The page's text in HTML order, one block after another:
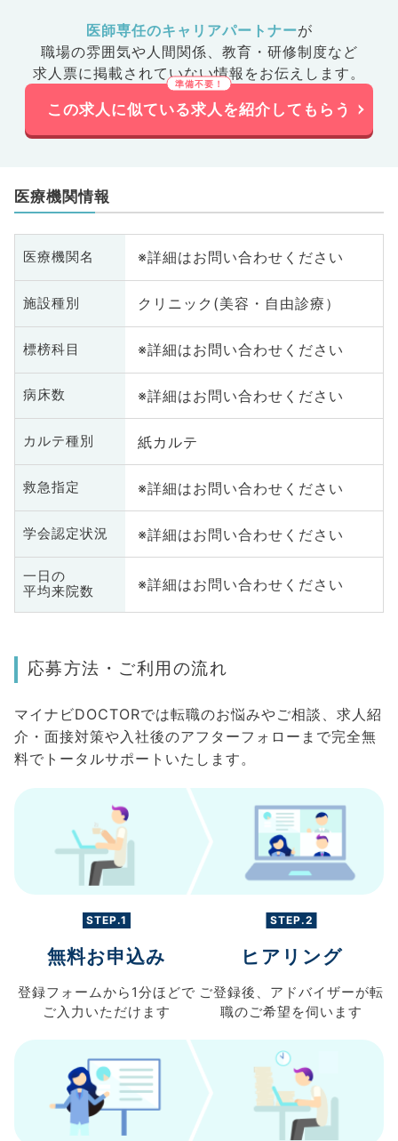
医師専任のキャリアパートナーが
職場の雰囲気や人間関係、 教育・研修制度など
求人票に掲載されていない情報をお伝えします。
この求人に似ている求人を紹介してもらう
医療機関情報
医療機関名 ※詳細はお問い合わせください
施設種別 クリニック(美容・自由診療）
標榜科目 ※詳細はお問い合わせください
病床数 ※詳細はお問い合わせください
カルテ種別 紙カルテ
救急指定 ※詳細はお問い合わせください
学会認定状況 ※詳細はお問い合わせください
一日の
平均来院数
※詳細はお問い合わせください
応募方法・ご利用の流れ
マイナビDOCTORでは転職のお悩みやご相談、求人紹
介・面接対策や入社後のアフターフォローまで完全無
料でトータルサポートいたします。
STEP.1
無料お申込み
登録フォームから 1分ほどで
ご入力 いただけます
STEP.2
ヒアリング
ご登録後、 アドバイザーが転
職のご希望を伺います